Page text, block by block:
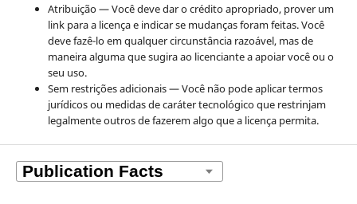
Atribuição — Você deve dar o crédito apropriado, prover um
link para a licença e indicar se mudanças foram feitas. Você
deve fazê-lo em qualquer circunstância razoável, mas de
maneira alguma que sugira ao licenciante a apoiar você ou o
seu uso.
Sem restrições adicionais — Você não pode aplicar termos
jurídicos ou medidas de caráter tecnológico que restrinjam
legalmente outros de fazerem algo que a licença permita.